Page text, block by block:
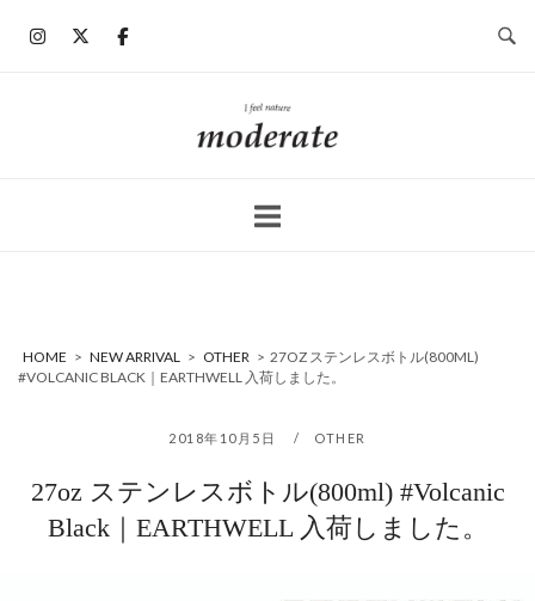
ホ
ー
HOME > NEW ARRIVAL > OTHER > 27OZ ステンレスボトル(800ML)
#VOLCANIC BLACK｜EARTHWELL 入荷しました。
2018年10月5日 OTHER
27oz ステンレスボトル(800ml) #Volcanic
Black｜EARTHWELL 入荷しました。